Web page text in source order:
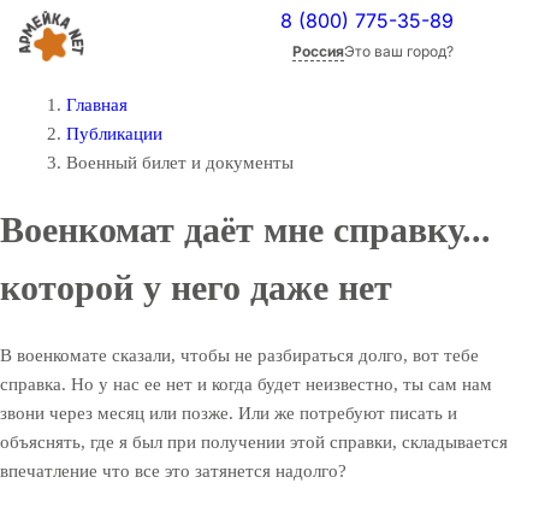
8 (800) 775-35-89
РоссияЭто ваш город?
Главная
Публикации
Военный билет и документы
Военкомат даёт мне справку...
которой у него даже нет
В военкомате сказали, чтобы не разбираться долго, вот тебе
справка. Но у нас ее нет и когда будет неизвестно, ты сам нам
звони через месяц или позже. Или же потребуют писать и
объяснять, где я был при получении этой справки, складывается
впечатление что все это затянется надолго?